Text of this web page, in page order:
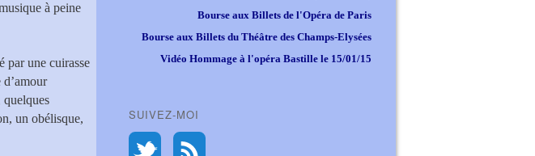
à peine
par une cuirasse
un obélisque,
Bourse aux Billets de l'Opéra de Paris
Bourse aux Billets du Théâtre des Champs-Elysées
Vidéo Hommage à l'opéra Bastille le 15/01/15
SUIVEZ-MOI